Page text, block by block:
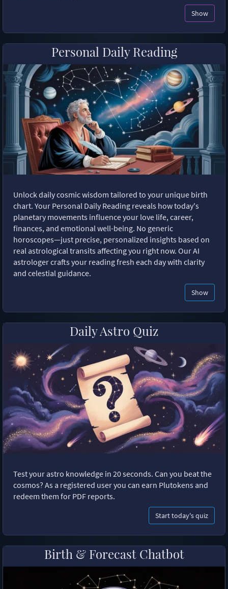
Show
Personal Daily Reading
Unlock daily cosmic wisdom tailored to your unique birth
chart. Your Personal Daily Reading reveals how today's
planetary movements influence your love life, career,
finances, and emotional well-being. No generic
horoscopes—just precise, personalized insights based on
real astrological transits affecting you right now. Our AI
astrologer crafts your reading fresh each day with clarity
and celestial guidance.
Show
Daily Astro Quiz
Test your astro knowledge in 20 seconds. Can you beat the
cosmos? As a registered user you can earn Plutokens and
redeem them for PDF reports.
Start today's quiz
Birth & Forecast Chatbot